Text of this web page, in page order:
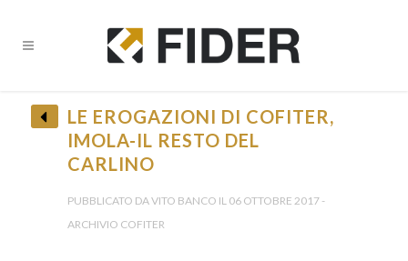
LE EROGAZIONI DI COFITER,
IMOLA-IL RESTO DEL
CARLINO
PUBBLICATO DA VITO BANCO IL 06 OTTOBRE 2017 -
ARCHIVIO COFITER
• Ricevi tutti gli Aggiornamenti •